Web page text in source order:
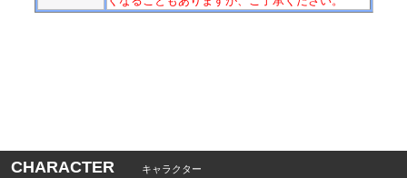
CHARACTER キャラクター